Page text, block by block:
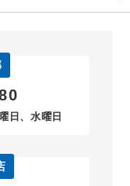
日、水曜日